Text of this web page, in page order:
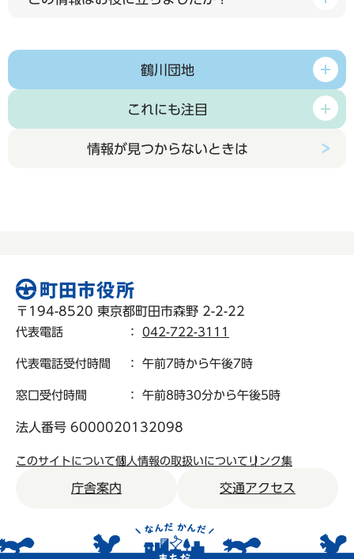
鶴川団地
これにも注目
情報が見つからないときは
〒194-8520 東京都町田市森野 2-2-22
代表電話 ： 042-722-3111
代表電話受付時間 ： 午前7時から午後7時
窓口受付時間 ： 午前8時30分から午後5時
法人番号 6000020132098
このサイトについて個人情報の取扱いについて リンク集
庁舎案内 交通アクセス